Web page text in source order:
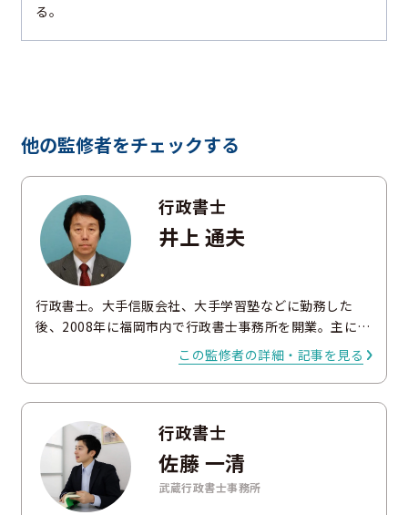
る。
他の監修者をチェックする
行政書士
井上 通夫
行政書士。大手信販会社、大手学習塾などに勤務した
後、2008年に福岡市内で行政書士事務所を開業。主に…
この監修者の詳細・記事を見る
行政書士
佐藤 一清
武蔵行政書士事務所